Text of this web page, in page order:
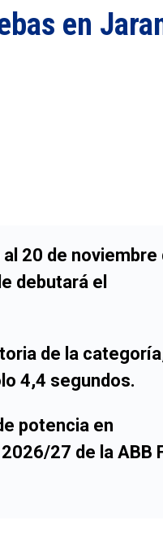
en
al 20 de noviembre
debutará el
de la
4,4 segundos.
potencia en
2026/27 de la ABB